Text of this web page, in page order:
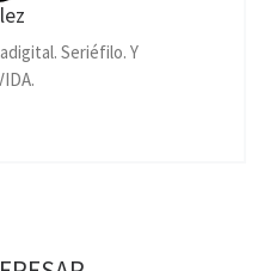
Seriéfilo. Y